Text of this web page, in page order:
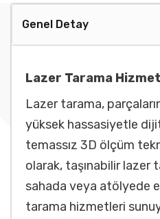
Genel Detay
Lazer Tarama
Lazer tarama,
yüksek hassasiyetle
temassız 3D ölçüm
olarak, taşınabilir lazer
sahada veya atölyede
tarama hizmetleri